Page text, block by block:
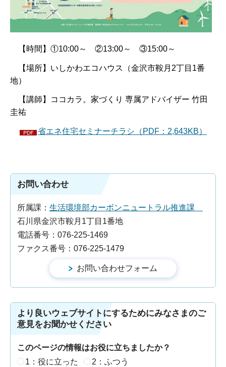
【時間】①10:00～ ②13:00～ ③15:00～
【場所】いしかわエコハウス（金沢市鞍月2丁目1番
地）
【講師】ココカラ。家づくり 専属アドバイザー 竹田
圭祐
省エネ住宅セミナーチラシ（PDF：2,643KB）
お問い合わせ
所属課： 生活環境部カーボンニュートラル推進課
石川県金沢市鞍月1丁目1番地
電話番号：076-225-1469
ファクス番号：076-225-1479
より良いウェブサイトにするためにみなさまのご
意見をお聞かせください
このページの情報はお役に立ちましたか？
1：役に立った
2：ふつう